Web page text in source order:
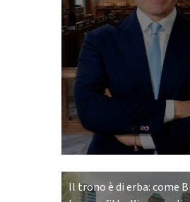
Il trono è di erba: come